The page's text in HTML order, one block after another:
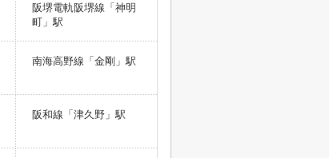
阪堺電軌阪堺線「神明
町」駅
南海高野線「金剛」駅
阪和線「津久野」駅